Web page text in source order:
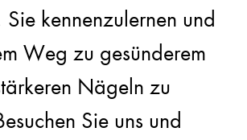
kennenzulernen und
Weg zu gesünderem
Nägeln zu
Sie uns und